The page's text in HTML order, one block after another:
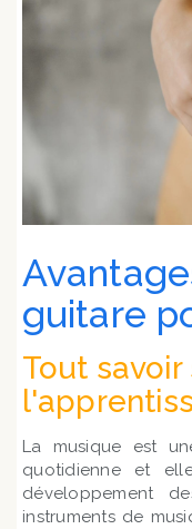
guitare
Tout
La musique est
quotidienne et
développement
instruments de